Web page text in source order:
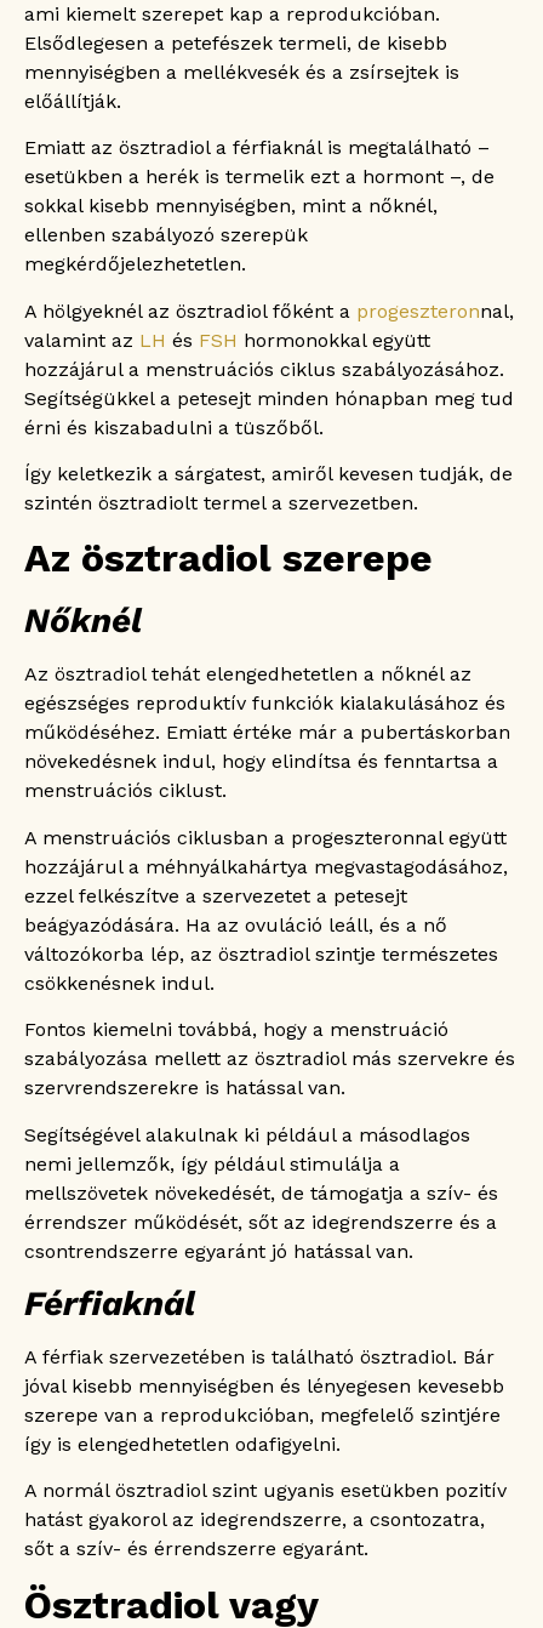
ami kiemelt szerepet kap a reprodukcióban.
Elsődlegesen a petefészek termeli, de kisebb
mennyiségben a mellékvesék és a zsírsejtek is
előállítják.
Emiatt az ösztradiol a férfiaknál is megtalálható –
esetükben a herék is termelik ezt a hormont –, de
sokkal kisebb mennyiségben, mint a nőknél,
ellenben szabályozó szerepük
megkérdőjelezhetetlen.
A hölgyeknél az ösztradiol főként a progeszteronnal,
valamint az LH és FSH hormonokkal együtt
hozzájárul a menstruációs ciklus szabályozásához.
Segítségükkel a petesejt minden hónapban meg tud
érni és kiszabadulni a tüszőből.
Így keletkezik a sárgatest, amiről kevesen tudják, de
szintén ösztradiolt termel a szervezetben.
Az ösztradiol szerepe
Nőknél
Az ösztradiol tehát elengedhetetlen a nőknél az
egészséges reproduktív funkciók kialakulásához és
működéséhez. Emiatt értéke már a pubertáskorban
növekedésnek indul, hogy elindítsa és fenntartsa a
menstruációs ciklust.
A menstruációs ciklusban a progeszteronnal együtt
hozzájárul a méhnyálkahártya megvastagodásához,
ezzel felkészítve a szervezetet a petesejt
beágyazódására. Ha az ovuláció leáll, és a nő
változókorba lép, az ösztradiol szintje természetes
csökkenésnek indul.
Fontos kiemelni továbbá, hogy a menstruáció
szabályozása mellett az ösztradiol más szervekre és
szervrendszerekre is hatással van.
Segítségével alakulnak ki például a másodlagos
nemi jellemzők, így például stimulálja a
mellszövetek növekedését, de támogatja a szív- és
érrendszer működését, sőt az idegrendszerre és a
csontrendszerre egyaránt jó hatással van.
Férfiaknál
A férfiak szervezetében is található ösztradiol. Bár
jóval kisebb mennyiségben és lényegesen kevesebb
szerepe van a reprodukcióban, megfelelő szintjére
így is elengedhetetlen odafigyelni.
A normál ösztradiol szint ugyanis esetükben pozitív
hatást gyakorol az idegrendszerre, a csontozatra,
sőt a szív- és érrendszerre egyaránt.
Ösztradiol vagy